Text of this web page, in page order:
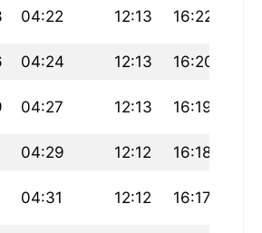
04:22 12:13 16:22
04:24 12:13 16:20
04:27 12:13 16:19
04:29 12:12 16:18
04:31 12:12 16:17